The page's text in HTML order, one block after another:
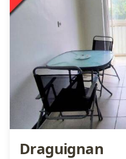
Draguignan